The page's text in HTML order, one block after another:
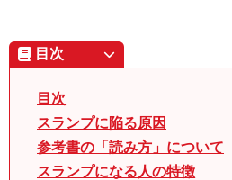
目次
目次
スランプに陥る原因
参考書の「読み方」について
スランプになる人の特徴